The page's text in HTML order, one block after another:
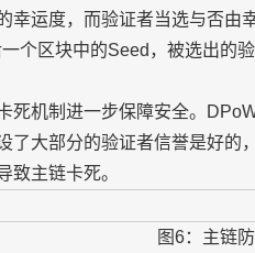
幸运度，而验证者当选与否由
个区块中的Seed，被选出的
死机制进一步保障安全。
了大部分的验证者信誉是好的
致主链卡死。
图6：主链